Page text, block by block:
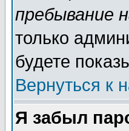
пребывание
только
будете
Вернуться к
Я забыл